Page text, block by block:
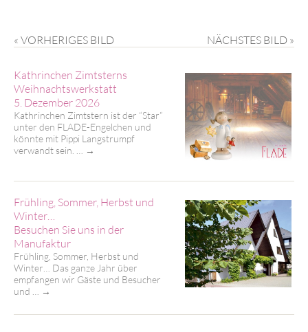
« VORHERIGES BILD NÄCHSTES BILD »
Kathrinchen Zimtsterns
Weihnachtswerkstatt
5. Dezember 2026
Kathrinchen Zimtstern ist der “Star”
unter den FLADE-Engelchen und
könnte mit Pippi Langstrumpf
verwandt sein. …
→
Frühling, Sommer, Herbst und
Winter…
Besuchen Sie uns in der
Manufaktur
Frühling, Sommer, Herbst und
Winter… Das ganze Jahr über
empfangen wir Gäste und Besucher
und …
→